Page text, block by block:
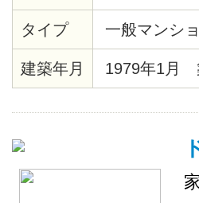
タイプ 一般マンシ
建築年月 1979年1月